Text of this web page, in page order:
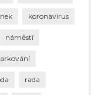
koronavirus
náměstí
rada